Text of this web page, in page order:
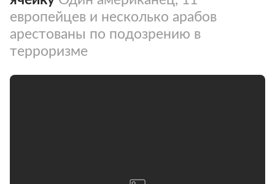
европейцев и несколько арабов
арестованы по подозрению в
терроризме